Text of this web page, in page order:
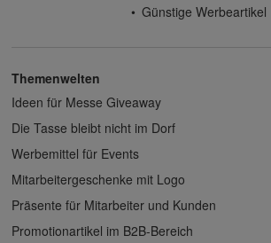
Günstige Werbeartikel
Themenwelten
Ideen für Messe Giveaway
Die Tasse bleibt nicht im Dorf
Werbemittel für Events
Mitarbeitergeschenke mit Logo
Präsente für Mitarbeiter und Kunden
Promotionartikel im B2B-Bereich